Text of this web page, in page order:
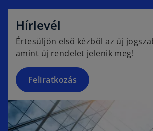
Hírlevél
Értesüljön első kézből az új
amint új rendelet jelenik meg!
Feliratkozás
p
e
n
s
i
n
a
n
e
w
t